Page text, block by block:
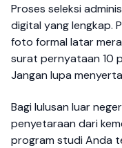
Proses seleksi
digital yang lengkap.
foto formal latar
surat pernyataan 10
Jangan lupa
Bagi lulusan luar
penyetaraan dari
program studi Anda